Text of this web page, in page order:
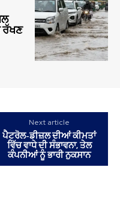
ਰੱਖਣ
Next article
ਪੈਟਰੋਲ-ਡੀਜ਼ਲ ਦੀਆਂ ਕੀਮਤਾਂ
ਵਿੱਚ ਵਾਧੇ ਦੀ ਸੰਭਾਵਨਾ, ਤੇਲ
ਕੰਪਨੀਆਂ ਨੂੰ ਭਾਰੀ ਨੁਕਸਾਨ